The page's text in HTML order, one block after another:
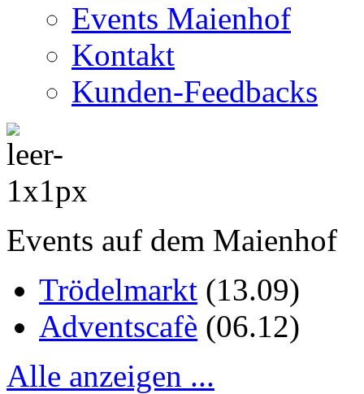
Events Maienhof
Kontakt
Kunden-Feedbacks
Events auf dem Maienhof
Trödelmarkt (13.09)
Adventscafè (06.12)
Alle anzeigen ...